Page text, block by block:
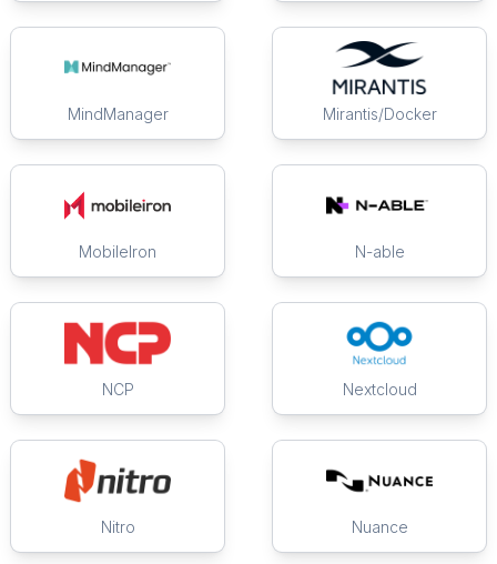
MindManager Mirantis/Docker
MobileIron N-able
NCP Nextcloud
Nitro Nuance